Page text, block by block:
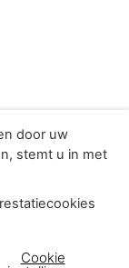
door uw
stemt u in met
Cookie